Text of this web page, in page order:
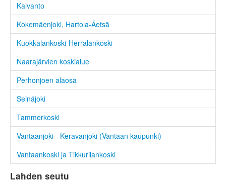
Kaivanto
Kokemäenjoki, Hartola-Äetsä
Kuokkalankoski-Herralankoski
Naarajärvien koskialue
Perhonjoen alaosa
Seinäjoki
Tammerkoski
Vantaanjoki - Keravanjoki (Vantaan kaupunki)
Vantaankoski ja Tikkurilankoski
Lahden seutu